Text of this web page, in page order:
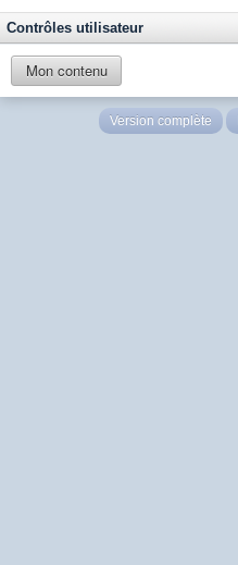
Contrôles utilisateur
Mon contenu
Version complète